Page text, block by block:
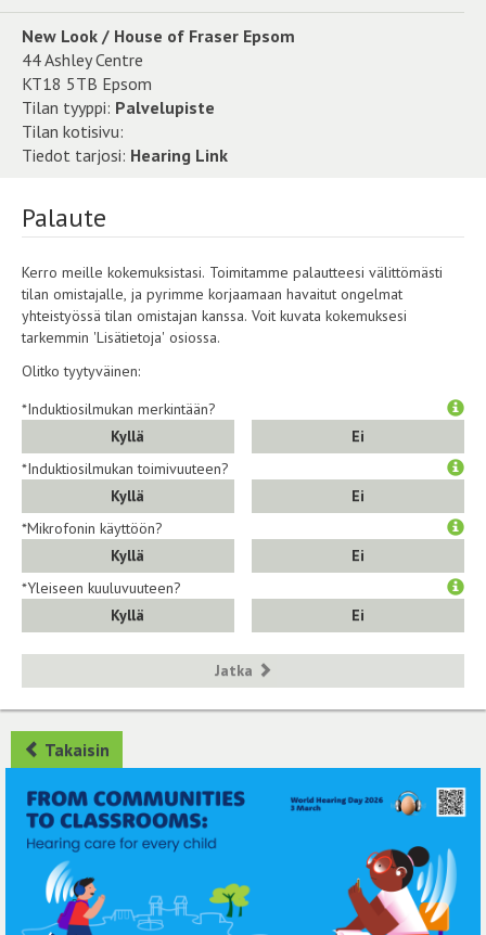
New Look / House of Fraser Epsom
44 Ashley Centre
KT18 5TB Epsom
Tilan tyyppi: Palvelupiste
Tilan kotisivu:
Tiedot tarjosi: Hearing Link
Palaute
Kerro meille kokemuksistasi. Toimitamme palautteesi välittömästi
tilan omistajalle, ja pyrimme korjaamaan havaitut ongelmat
yhteistyössä tilan omistajan kanssa. Voit kuvata kokemuksesi
tarkemmin 'Lisätietoja' osiossa.
Olitko tyytyväinen:
*Induktiosilmukan merkintään?
Kyllä
Ei
*Induktiosilmukan toimivuuteen?
Kyllä
Ei
*Mikrofonin käyttöön?
Kyllä
Ei
*Yleiseen kuuluvuuteen?
Kyllä
Ei
Jatka
Takaisin